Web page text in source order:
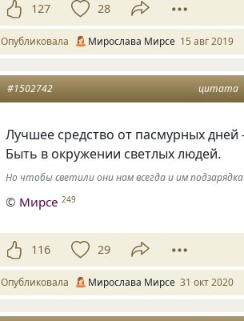
127 28
Опубликовала Мирослава Мирсе 15 авг 2019
цитата
#1502742
Лучшее средство от пасмурных
Быть в окружении светлых людей.
Но чтобы светили они нам всегда и им
© Мирсе 249
116 29
Опубликовала Мирослава Мирсе 31 окт 2020